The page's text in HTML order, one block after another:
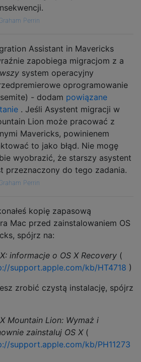
Perrin
Assistant in Mavericks
zapobiega migracjom z a
system operacyjny
oprogramowanie
- dodam powiązane
. Jeśli Asystent migracji w
Lion może pracować z
Mavericks, powinienem
to jako błąd. Nie mogę
wyobrazić, że starszy asystent
przeznaczony do tego zadania.
Perrin
kopię zapasową
Mac przed zainstalowaniem OS
spójrz na:
informacje o OS X Recovery (
support.apple.com/kb/HT4718 )
zrobić czystą instalację, spójrz
Mountain Lion: Wymaż i
zainstaluj OS X (
support.apple.com/kb/PH11273